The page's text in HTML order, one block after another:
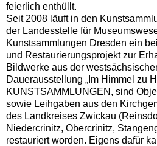
feierlich enthüllt.
Seit 2008 läuft in den
der Landesstelle für
Kunstsammlungen Dresden ein
und Restaurierungsprojekt zur
Bildwerke aus der
Dauerausstellung „Im Himmel zu
KUNSTSAMMLUNGEN, sind
sowie Leihgaben aus den
des Landkreises Zwickau
Niedercrinitz, Obercrinitz,
restauriert worden. Eigens dafür